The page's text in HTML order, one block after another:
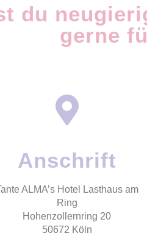
du
gerne
Anschrift
ALMA’s Hotel Lasthaus am
Ring
Hohenzollernring 20
50672 Köln